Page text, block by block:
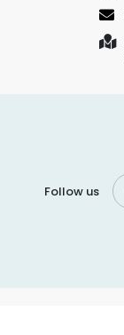
Follow us